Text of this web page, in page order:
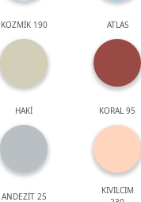
KOZMİK 190 ATLAS
HAKİ KORAL 95
ANDEZİT 25
KIVILCIM